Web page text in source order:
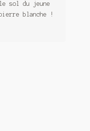
sol du jeune
blanche !